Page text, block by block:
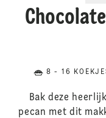
8 - 16
Bak deze
pecan met dit